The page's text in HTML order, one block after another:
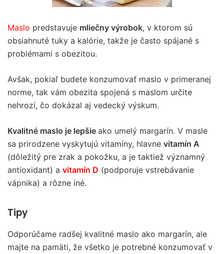
Maslo predstavuje mliečny výrobok, v ktorom sú
obsiahnuté tuky a kalórie, takže je často spájané s
problémami s obezitou.
Avšak, pokiaľ budete konzumovať maslo v primeranej
norme, tak vám obezita spojená s maslom určite
nehrozí, čo dokázal aj vedecký výskum.
Kvalitné maslo je lepšie ako umelý margarín. V masle
sa prirodzene vyskytujú vitamíny, hlavne vitamín A
(dôležitý pre zrak a pokožku, a je taktiež významný
antioxidant) a vitamín D (podporuje vstrebávanie
vápnika) a rôzne iné.
Tipy
Odporúčame radšej kvalitné maslo ako margarín, ale
majte na pamäti, že všetko je potrebné konzumovať v